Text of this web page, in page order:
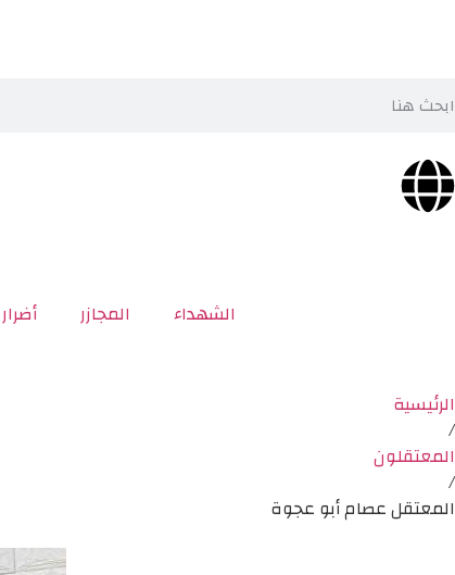
الشهداء المجازر
الرئيسية
/
المعتقلون
/
المعتقل عصام أبو عجوة